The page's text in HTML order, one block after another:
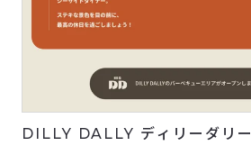
DILLY DALLY ディリーダリー